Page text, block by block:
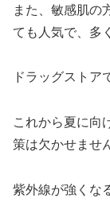
また、敏感肌の
ても人気で、多
ドラッグストア
これから夏に向
策は欠かせませ
紫外線が強くな